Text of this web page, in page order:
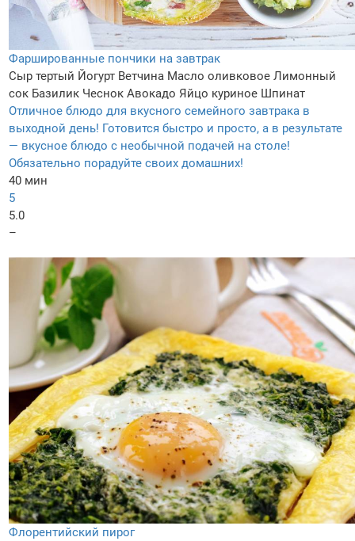
Фаршированные пончики на завтрак
Сыр тертый Йогурт Ветчина Масло оливковое Лимонный
сок Базилик Чеснок Авокадо Яйцо куриное Шпинат
Отличное блюдо для вкусного семейного завтрака в
выходной день! Готовится быстро и просто, а в результате
— вкусное блюдо с необычной подачей на столе!
Обязательно порадуйте своих домашних!
40 мин
5
5.0
–
Флорентийский пирог